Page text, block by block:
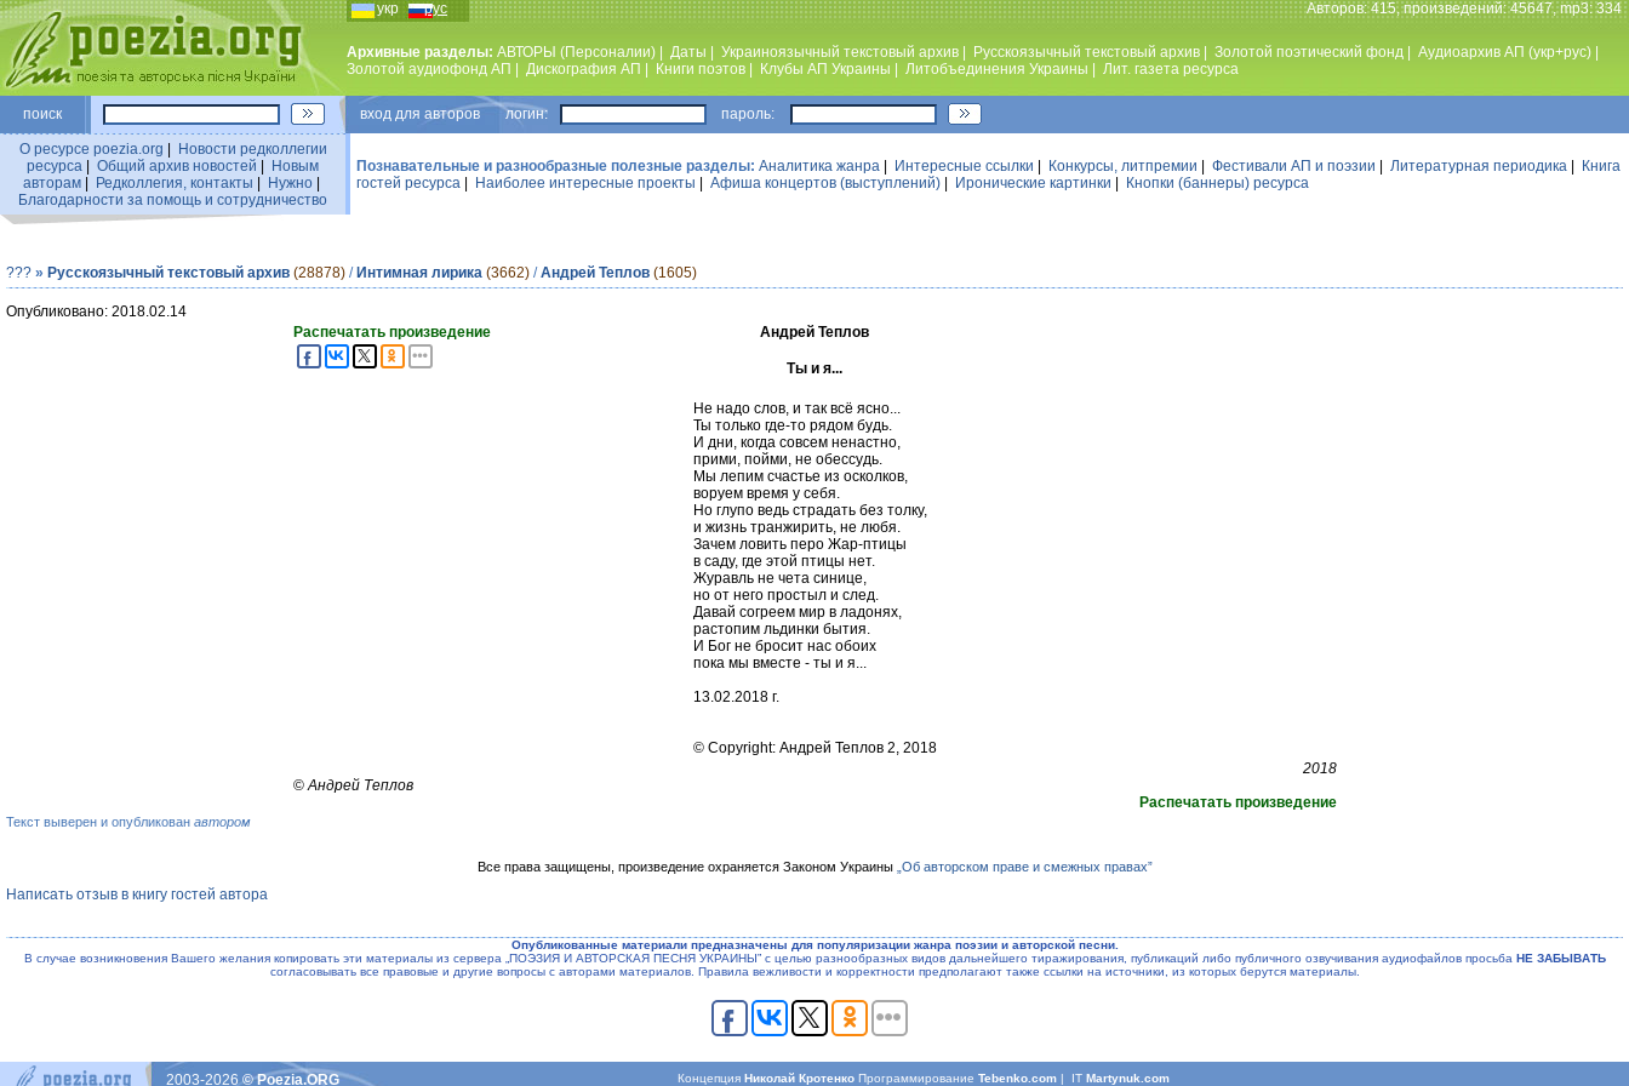
укр рус Авторов: 415, произведений: 45647, mp3: 334
Архивные разделы: АВТОРЫ (Персоналии) Даты Украиноязычный текстовый архив Русскоязычный текстовый архив Золотой поэтический фонд Аудиоархив АП (укр+рус)
Золотой аудиофонд АП
Дискография АП Книги поэтов Клубы АП Украины Литобъединения Украины Лит. газета ресурса
поиск вход для авторов логин: пароль:
О ресурсе poezia.org
Новости редколлегии
ресурса
Общий архив новостей
Новым
авторам| Редколлегия, контакты Нужно|
Благодарности за помощь и сотрудничество
Познавательные и разнообразные полезные разделы: Аналитика жанра Интересные ссылки Конкурсы, литпремии Фестивали АП и поэзии Литературная периодика
Книга
гостей ресурса
Наиболее интересные проекты Афиша концертов (выступлений) Иронические картинки Кнопки (баннеры) ресурса
??? » Русскоязычный текстовый архив (28878) / Интимная лирика (3662) /Андрей Теплов (1605)
Опубликовано: 2018.02.14
Распечатать произведение
Андрей Теплов
Ты и я...
Не надо слов, и так всё ясно...
Ты только где-то рядом будь.
И дни, когда совсем ненастно,
прими, пойми, не обессудь.
Мы лепим счастье из осколков,
воруем время у себя.
Но глупо ведь страдать без толку,
и жизнь транжирить, не любя.
Зачем ловить перо Жар-птицы
в саду, где этой птицы нет.
Журавль не чета синице,
но от него простыл и след.
Давай согреем мир в ладонях,
растопим льдинки бытия.
И Бог не бросит нас обоих
пока мы вместе - ты и я...
13.02.2018 г.
© Copyright: Андрей Теплов 2, 2018
2018
©Андрей Теплов
Распечатать произведение
Текст выверен и опубликован автором
Все права защищены, произведение охраняется Законом Украины „Об авторском праве и смежных правах”
Написать отзыв в книгу гостей автора
Опубликованные материали предназначены для популяризации жанра поэзии и авторской песни.
В случае возникновения Вашего желания копировать эти материалы из сервера „ПОЭЗИЯ И АВТОРСКАЯ ПЕСНЯ УКРАИНЫ” с целью разнообразных видов дальнейшего тиражирования, публикаций либо публичного озвучивания аудиофайлов просьба НЕ ЗАБЫВАТЬ
согласовывать все правовые и другие вопросы с авторами материалов. Правила вежливости и корректности предполагают также ссылки на источники, из которых берутся материалы.
КонцепцияНиколай Кротенко ПрограммированиеTebenko.com | ITMartynuk.com
2003-2026© Poezia.ORG